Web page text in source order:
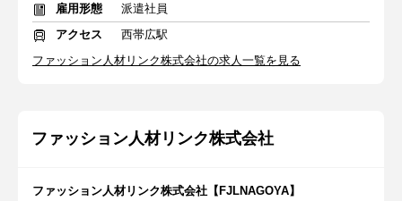
雇用形態
派遣社員
アクセス
西帯広駅
ファッション人材リンク株式会社の求人一覧を見る
ファッション人材リンク株式会社
ファッション人材リンク株式会社【FJLNAGOYA】